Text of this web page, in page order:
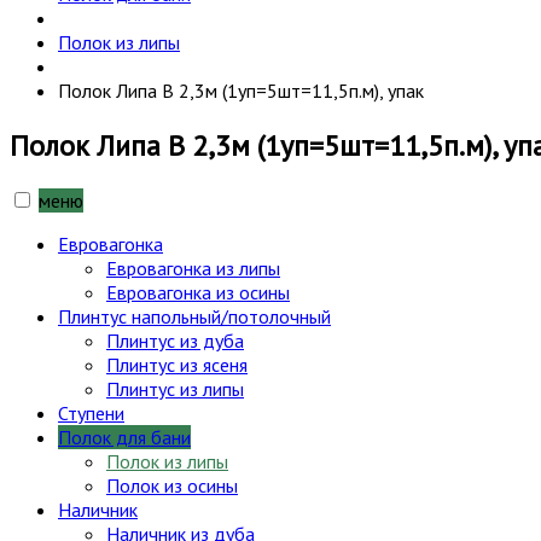
Полок из липы
Полок Липа В 2,3м (1уп=5шт=11,5п.м), упак
Полок Липа В 2,3м (1уп=5шт=11,5п.м),
меню
Евровагонка
Евровагонка из липы
Евровагонка из осины
Плинтус напольный/потолочный
Плинтус из дуба
Плинтус из ясеня
Плинтус из липы
Ступени
Полок для бани
Полок из липы
Полок из осины
Наличник
Наличник из дуба